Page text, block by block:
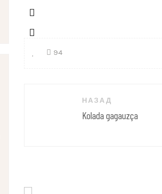
94
НАЗАД
Kolada gagauzça